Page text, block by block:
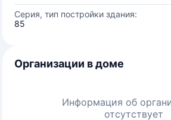
Серия, тип постройки здания:
85
Организации в доме
Информация об
отсутствует